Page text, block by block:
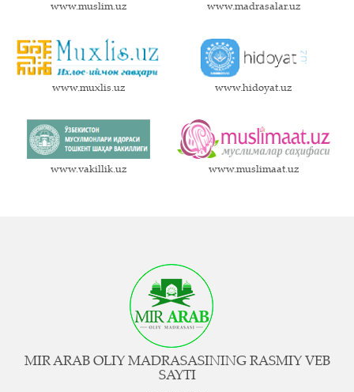
www.muslim.uz www.madrasalar.uz
www.muxlis.uz www.hidoyat.uz
www.vakillik.uz www.muslimaat.uz
MIR ARAB OLIY MADRASASINING RASMIY VEB
SAYTI